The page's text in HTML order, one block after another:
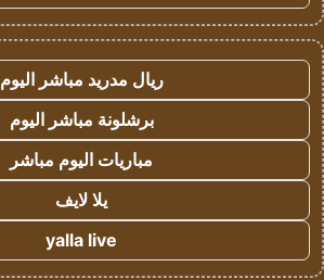
ريال مدريد مباشر اليوم
برشلونة مباشر اليوم
مباريات اليوم مباشر
يلا لايف
yalla live